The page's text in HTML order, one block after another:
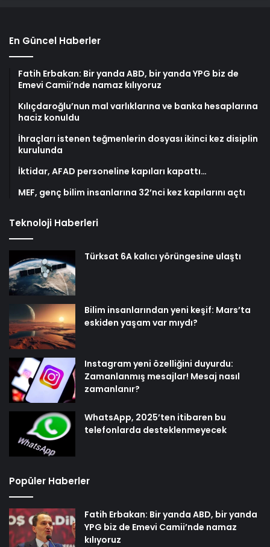
En Güncel Haberler
Fatih Erbakan: Bir yanda ABD, bir yanda YPG biz de
Emevi Camii’nde namaz kılıyoruz
Kılıçdaroğlu’nun mal varlıklarına ve banka hesaplarına
haciz konuldu
İhraçları istenen teğmenlerin dosyası ikinci kez disiplin
kurulunda
İktidar, AFAD personeline kapıları kapattı…
MEF, genç bilim insanlarına 32’nci kez kapılarını açtı
Teknoloji Haberleri
Türksat 6A kalıcı yörüngesine ulaştı
Bilim insanlarından yeni keşif: Mars’ta
eskiden yaşam var mıydı?
Instagram yeni özelliğini duyurdu:
Zamanlanmış mesajlar! Mesaj nasıl
zamanlanır?
WhatsApp, 2025’ten itibaren bu
telefonlarda desteklenmeyecek
Popüler Haberler
Fatih Erbakan: Bir yanda ABD, bir yanda
YPG biz de Emevi Camii’nde namaz
kılıyoruz